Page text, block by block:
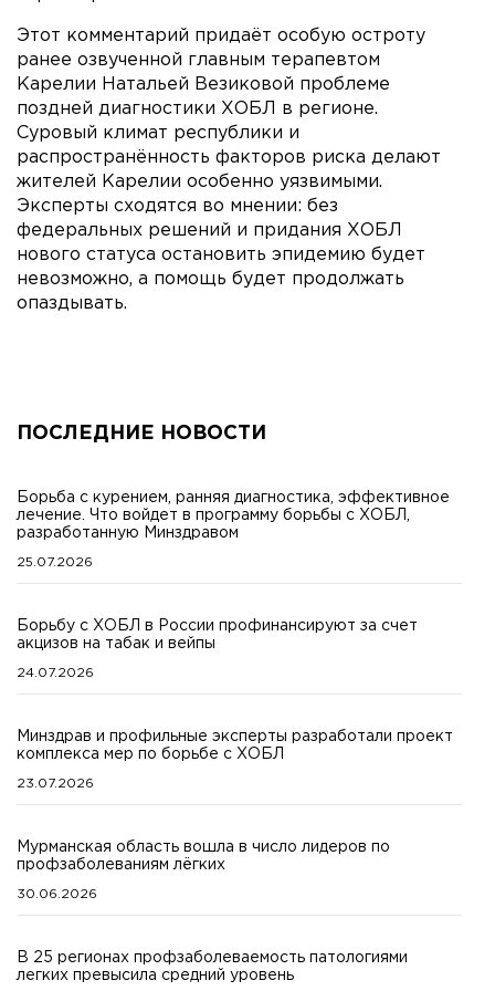
Этот комментарий придаёт особую остроту
ранее озвученной главным терапевтом
Карелии Натальей Везиковой проблеме
поздней диагностики ХОБЛ в регионе.
Суровый климат республики и
распространённость факторов риска делают
жителей Карелии особенно уязвимыми.
Эксперты сходятся во мнении: без
федеральных решений и придания ХОБЛ
нового статуса остановить эпидемию будет
невозможно, а помощь будет продолжать
опаздывать.
ПОСЛЕДНИЕ НОВОСТИ
Борьба с курением, ранняя диагностика, эффективное
лечение. Что войдет в программу борьбы с ХОБЛ,
разработанную Минздравом
25.07.2026
Борьбу с ХОБЛ в России профинансируют за счет
акцизов на табак и вейпы
24.07.2026
Минздрав и профильные эксперты разработали проект
комплекса мер по борьбе с ХОБЛ
23.07.2026
Мурманская область вошла в число лидеров по
профзаболеваниям лёгких
30.06.2026
В 25 регионах профзаболеваемость патологиями
легких превысила средний уровень